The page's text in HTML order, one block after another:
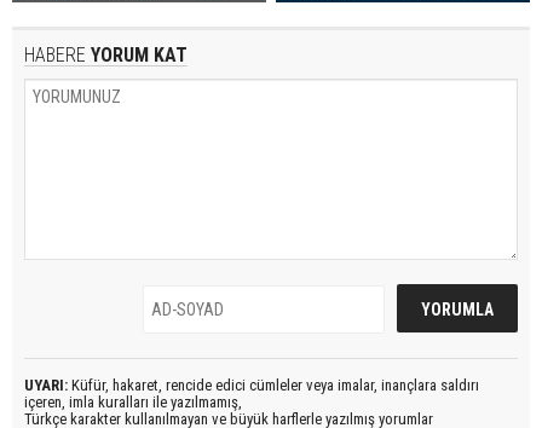
HABERE YORUM KAT
UYARI: Küfür, hakaret, rencide edici cümleler veya imalar, inançlara saldırı
içeren, imla kuralları ile yazılmamış,
Türkçe karakter kullanılmayan ve büyük harflerle yazılmış yorumlar